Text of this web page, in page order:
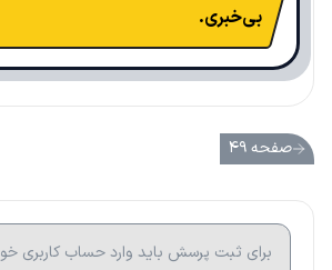
بی‌خبری.
صفحه ۴۹
برای ثبت پرسش باید وارد حساب کاربری